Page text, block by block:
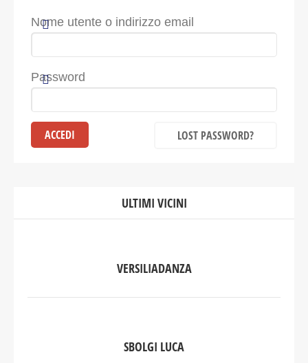
Nome utente o indirizzo email
Password
LOST PASSWORD?
ULTIMI VICINI
VERSILIADANZA
SBOLGI LUCA